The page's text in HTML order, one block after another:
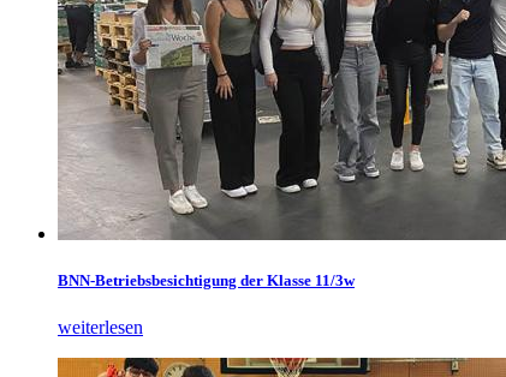
BNN-Betriebsbesichtigung der Klasse 11/3w
weiterlesen